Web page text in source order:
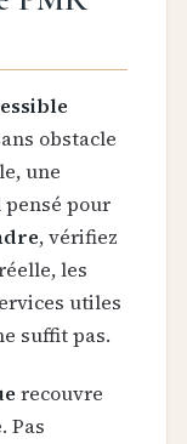
obstacle
une
pour
, vérifiez
les
utiles
suffit pas.
recouvre
Pas